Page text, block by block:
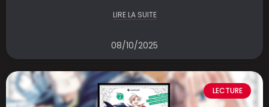
LIRE LA SUITE
08/10/2025
LECTURE